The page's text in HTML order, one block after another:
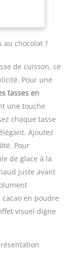
le
les
le
le
tels
l'huile
Facile -
au chocolat ?
de cuisson, ce
Pour une
tasses en
une touche
chaque tasse
Ajoutez
Pour
de glace à la
juste avant
en poudre
visuel digne